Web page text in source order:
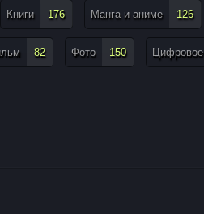
Книги 176 Манга и аниме 126
82 Фото 150 Цифровое